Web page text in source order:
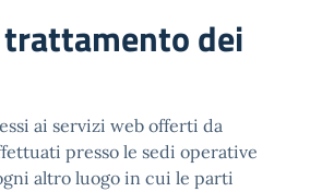
dei
ai servizi web offerti da
presso le sedi operative
altro luogo in cui le parti